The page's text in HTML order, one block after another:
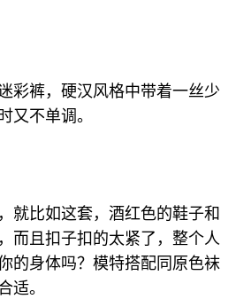
彩裤，硬汉风格中带着一丝少
又不单调。
就比如这套，酒红色的鞋子和
而且扣子扣的太紧了，整个人
的身体吗？模特搭配同原色袜
适。